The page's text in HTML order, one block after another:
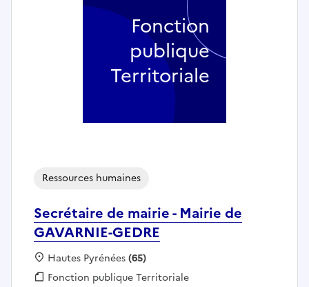
Secrétaire de mairie - Mairie de
GAVARNIE-GEDRE
Ressources humaines
Localisation :
Hautes Pyrénées(65)
Fonction publique :
Fonction publique Territoriale
Fonction
publique
Territoriale